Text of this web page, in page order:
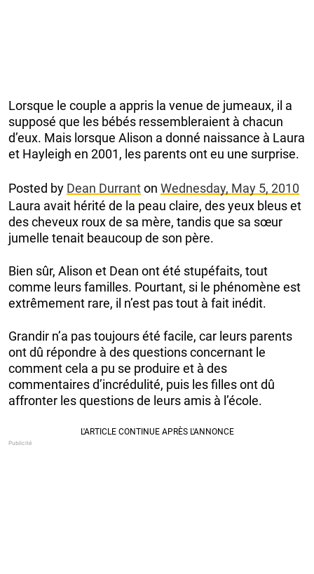
Lorsque le couple a appris la venue de jumeaux, il a
supposé que les bébés ressembleraient à chacun
d’eux. Mais lorsque Alison a donné naissance à Laura
et Hayleigh en 2001, les parents ont eu une surprise.
Posted by Dean Durranton Wednesday, May 5, 2010
Laura avait hérité de la peau claire, des yeux bleus et
des cheveux roux de sa mère, tandis que sa sœur
jumelle tenait beaucoup de son père.
Bien sûr, Alison et Dean ont été stupéfaits, tout
comme leurs familles. Pourtant, si le phénomène est
extrêmement rare, il n’est pas tout à fait inédit.
Grandir n’a pas toujours été facile, car leurs parents
ont dû répondre à des questions concernant le
comment cela a pu se produire et à des
commentaires d’incrédulité, puis les filles ont dû
affronter les questions de leurs amis à l’école.